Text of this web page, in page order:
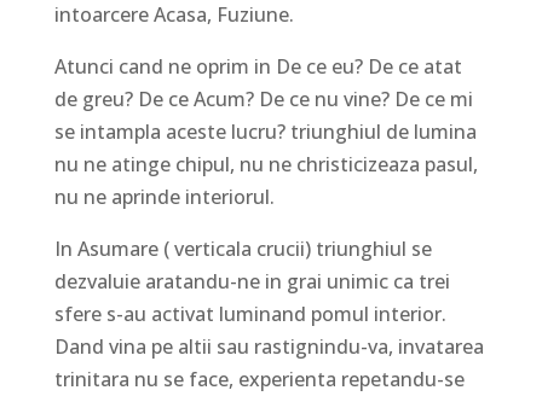
intoarcere Acasa, Fuziune.
Atunci cand ne oprim in De ce eu? De ce atat
de greu? De ce Acum? De ce nu vine? De ce mi
se intampla aceste lucru? triunghiul de lumina
nu ne atinge chipul, nu ne christicizeaza pasul,
nu ne aprinde interiorul.
In Asumare ( verticala crucii) triunghiul se
dezvaluie aratandu-ne in grai unimic ca trei
sfere s-au activat luminand pomul interior.
Dand vina pe altii sau rastignindu-va, invatarea
trinitara nu se face, experienta repetandu-se